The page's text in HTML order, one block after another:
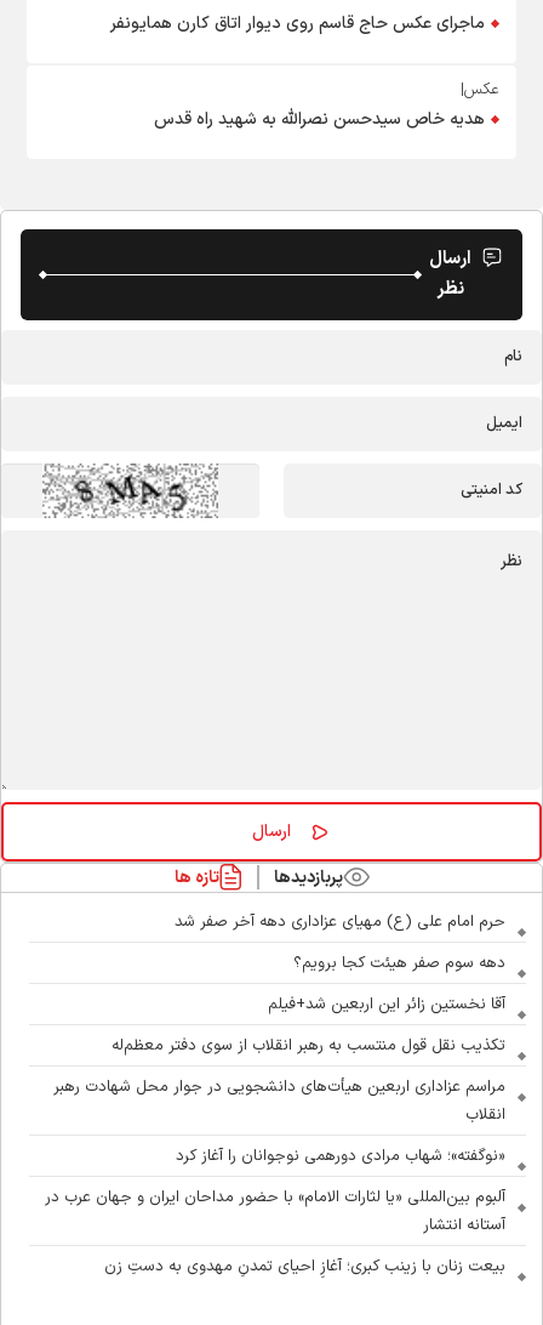
ماجرای عکس حاج قاسم روی دیوار اتاق کارن همایونفر
عکس|
هدیه خاص سیدحسن نصرالله به شهید راه قدس
ارسال
نظر
پربازدیدها تازه ها
حرم امام علی (ع) مهیای عزاداری دهه آخر صفر شد
دهه سوم صفر هیئت کجا برویم؟
آقا نخستین زائر این اربعین شد+فیلم
تکذیب نقل قول منتسب به رهبر انقلاب از سوی دفتر معظم‌له
مراسم عزاداری اربعین هیأت‌های دانشجویی در جوار محل شهادت رهبر
انقلاب
«نوگفته»؛ شهاب مرادی دورهمی نوجوانان را آغاز کرد
آلبوم بین‌المللی «یا لثارات الامام» با حضور مداحان ایران و جهان عرب در
آستانه انتشار
بیعت زنان با زینب کبری؛ آغازِ احیای تمدنِ مهدوی به دستِ زن